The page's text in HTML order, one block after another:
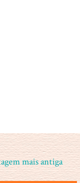
mais antiga